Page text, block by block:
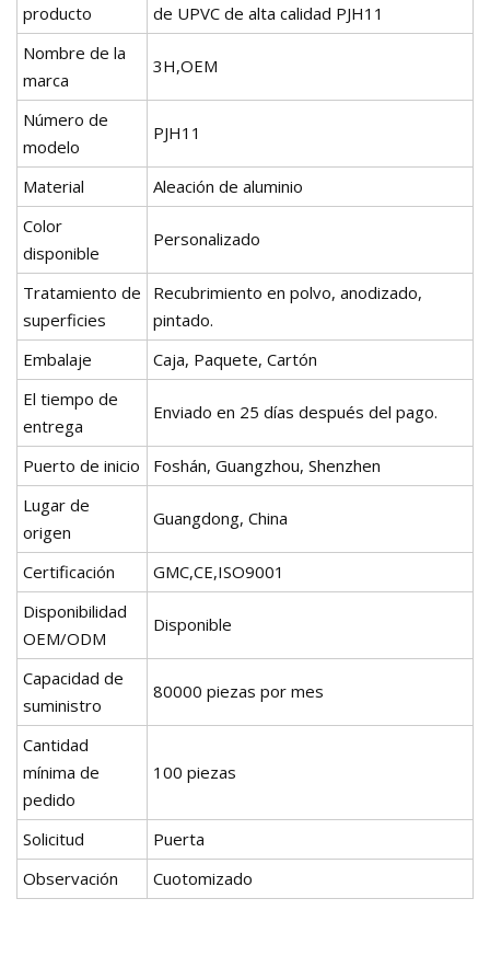
producto
de UPVC de alta calidad PJH11
Nombre de la
marca
3H,OEM
Número de
modelo
PJH11
Material
Aleación de aluminio
Color
disponible
Personalizado
Tratamiento de
superficies
Recubrimiento en polvo, anodizado,
pintado.
Embalaje
Caja, Paquete, Cartón
El tiempo de
entrega
Enviado en 25 días después del pago.
Puerto de inicio
Foshán, Guangzhou, Shenzhen
Lugar de
origen
Guangdong, China
Certificación
GMC,CE,ISO9001
Disponibilidad
OEM/ODM
Disponible
Capacidad de
suministro
80000 piezas por mes
Cantidad
mínima de
pedido
100 piezas
Solicitud
Puerta
Observación
Cuotomizado